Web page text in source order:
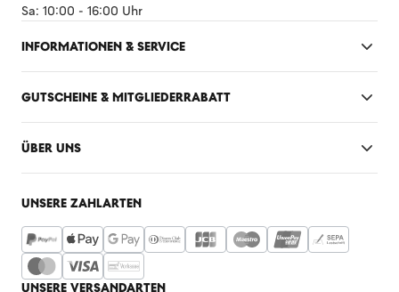
Sa: 10:00 - 16:00 Uhr
INFORMATIONEN & SERVICE
GUTSCHEINE & MITGLIEDERRABATT
ÜBER UNS
UNSERE ZAHLARTEN
UNSERE VERSANDARTEN